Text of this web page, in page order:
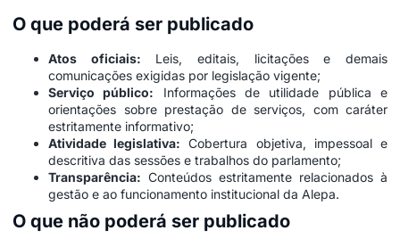
O que poderá ser publicado
Atos oficiais: Leis, editais, licitações e demais
comunicações exigidas por legislação vigente;
Serviço público: Informações de utilidade pública e
orientações sobre prestação de serviços, com caráter
estritamente informativo;
Atividade legislativa: Cobertura objetiva, impessoal e
descritiva das sessões e trabalhos do parlamento;
Transparência: Conteúdos estritamente relacionados à
gestão e ao funcionamento institucional da Alepa.
O que não poderá ser publicado